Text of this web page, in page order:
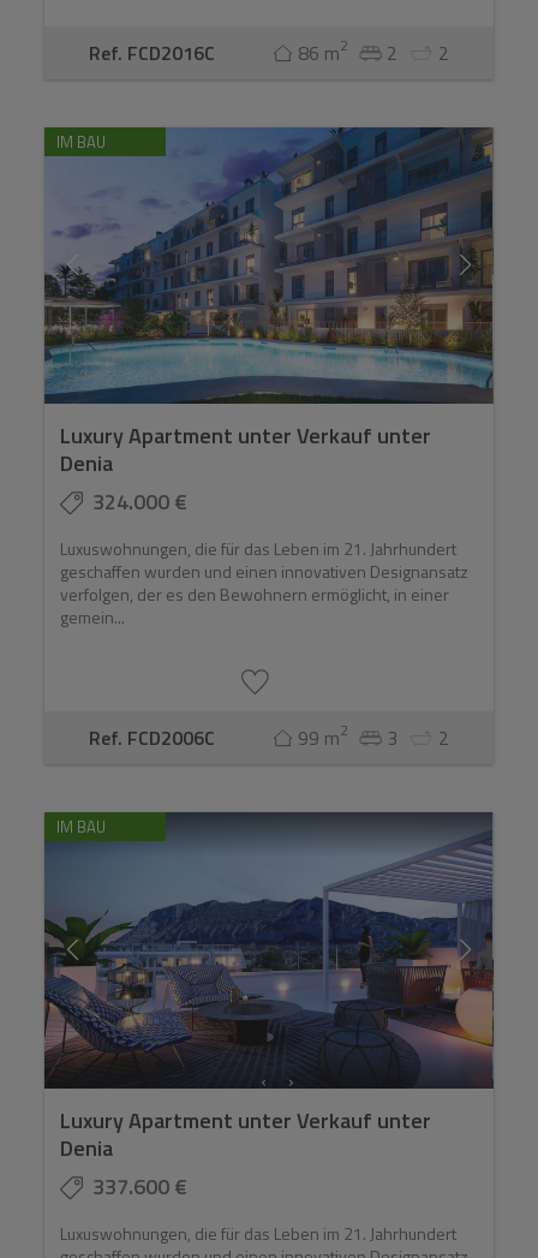
Ref. FCD2016C 86 m2 2 2
IM BAU
Luxury Apartment unter Verkauf unter
Denia
324.000 €
Luxuswohnungen, die für das Leben im 21. Jahrhundert
geschaffen wurden und einen innovativen Designansatz
verfolgen, der es den Bewohnern ermöglicht, in einer
gemein...
Ref. FCD2006C 99 m2 3 2
IM BAU
Luxury Apartment unter Verkauf unter
Denia
337.600 €
Luxuswohnungen, die für das Leben im 21. Jahrhundert